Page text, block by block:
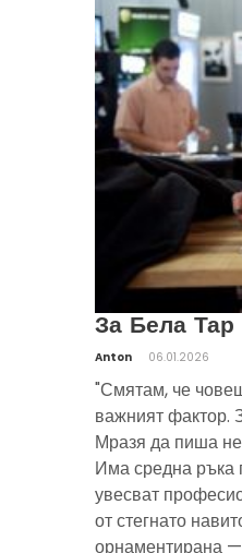
За Бела Тар
Anton 06.01.2026
"Смятам, че
важният фактор.
Мразя да пиша
Има средна ръка
увесват
от стегнато
орнаментирана